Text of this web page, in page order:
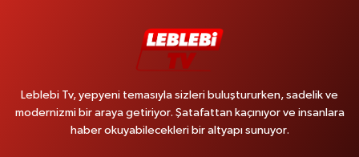
Leblebi Tv, yepyeni temasıyla sizleri buluştururken, sadelik ve
modernizmi bir araya getiriyor. Şatafattan kaçınıyor ve insanlara
haber okuyabilecekleri bir altyapı sunuyor.